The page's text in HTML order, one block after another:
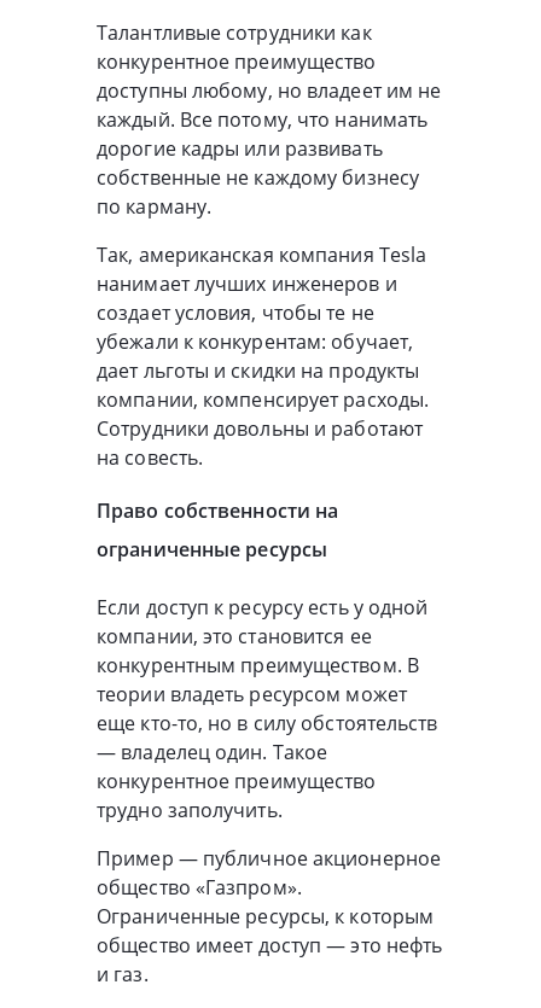
Талантливые сотрудники как
конкурентное преимущество
доступны любому, но владеет им не
каждый. Все потому, что нанимать
дорогие кадры или развивать
собственные не каждому бизнесу
по карману.
Так, американская компания Tesla
нанимает лучших инженеров и
создает условия, чтобы те не
убежали к конкурентам: обучает,
дает льготы и скидки на продукты
компании, компенсирует расходы.
Сотрудники довольны и работают
на совесть.
Право собственности на
ограниченные ресурсы
Если доступ к ресурсу есть у одной
компании, это становится ее
конкурентным преимуществом. В
теории владеть ресурсом может
еще кто-то, но в силу обстоятельств
— владелец один. Такое
конкурентное преимущество
трудно заполучить.
Пример — публичное акционерное
общество «Газпром».
Ограниченные ресурсы, к которым
общество имеет доступ — это нефть
и газ.